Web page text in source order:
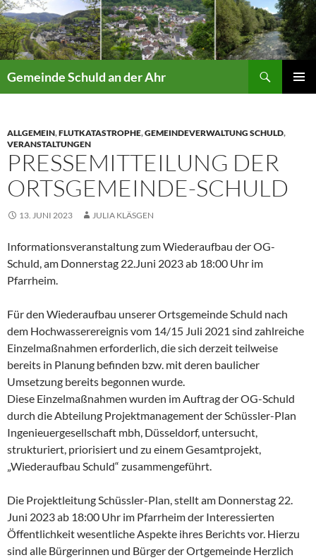
Gemeinde Schuld an der Ahr
ALLGEMEIN,FLUTKATASTROPHE,GEMEINDEVERWALTUNG SCHULD,
VERANSTALTUNGEN
PRESSEMITTEILUNG DER
ORTSGEMEINDE-SCHULD
13. JUNI 2023 JULIA KLÄSGEN
Informationsveranstaltung zum Wiederaufbau der OG-
Schuld, am Donnerstag 22.Juni 2023 ab 18:00 Uhr im
Pfarrheim.
Für den Wiederaufbau unserer Ortsgemeinde Schuld nach
dem Hochwasserereignis vom 14/15 Juli 2021 sind zahlreiche
Einzelmaßnahmen erforderlich, die sich derzeit teilweise
bereits in Planung befinden bzw. mit deren baulicher
Umsetzung bereits begonnen wurde.
Diese Einzelmaßnahmen wurden im Auftrag der OG-Schuld
durch die Abteilung Projektmanagement der Schüssler-Plan
Ingenieuergesellschaft mbh, Düsseldorf, untersucht,
strukturiert, priorisiert und zu einem Gesamtprojekt,
„Wiederaufbau Schuld“ zusammengeführt.
Die Projektleitung Schüssler-Plan, stellt am Donnerstag 22.
Juni 2023 ab 18:00 Uhr im Pfarrheim der Interessierten
Öffentlichkeit wesentliche Aspekte ihres Berichts vor. Hierzu
sind alle Bürgerinnen und Bürger der Ortgemeinde Herzlich